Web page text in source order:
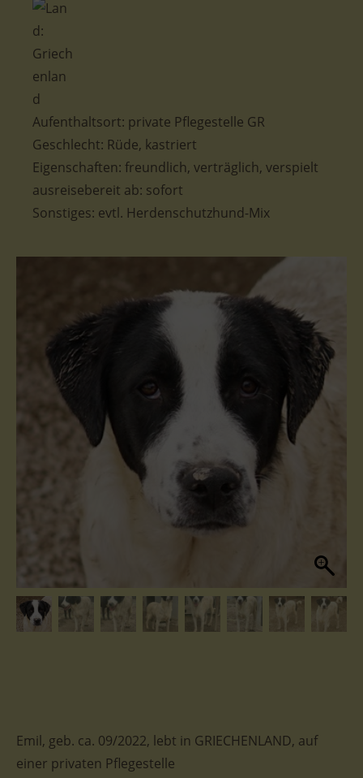
Aufenthaltsort: private Pflegestelle GR
Geschlecht: Rüde, kastriert
Eigenschaften: freundlich, verträglich, verspielt
ausreisebereit ab: sofort
Sonstiges: evtl. Herdenschutzhund-Mix
Emil, geb. ca. 09/2022, lebt in GRIECHENLAND, auf
einer privaten Pflegestelle